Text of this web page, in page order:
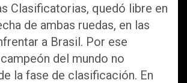
Clasificatorias, quedó libre en
de ambas ruedas, en las
a Brasil. Por ese
del mundo no
la fase de clasificación. En